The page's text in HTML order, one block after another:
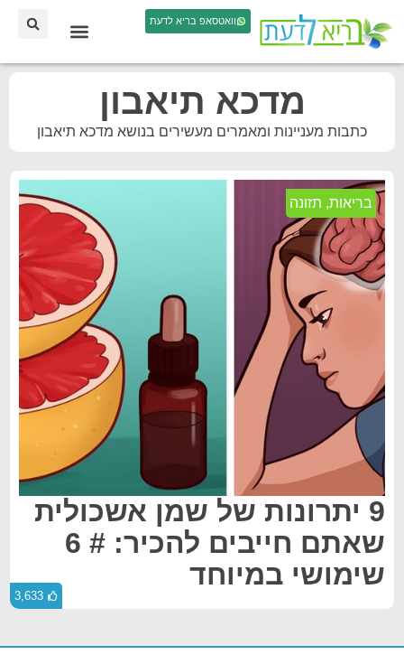
וואטסאפ בריא לדעת
מדכא תיאבון
כתבות מעניינות ומאמרים מעשירים בנושא מדכא תיאבון
בריאות, תזונה
9 יתרונות של שמן אשכולית
שאתם חייבים להכיר: # 6
שימושי במיוחד
3,633